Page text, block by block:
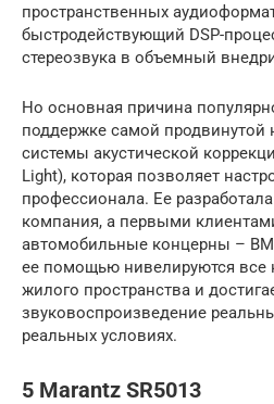
пространственных
быстродействующий DSP-
стереозвука в объемный
Но основная причина
поддержке самой продвинутой
системы акустической
Light), которая позволяет
профессионала. Ее
компания, а первыми
автомобильные концерны –
ее помощью нивелируются все
жилого пространства и
звуковоспроизведение
реальных условиях.
5 Marantz SR5013